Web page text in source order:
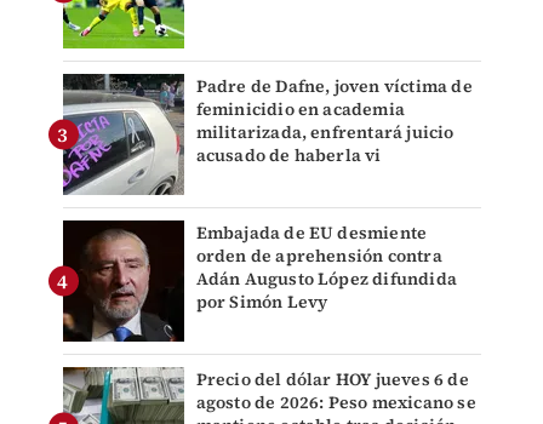
Padre de Dafne, joven víctima de
feminicidio en academia
militarizada, enfrentará juicio
acusado de haberla vi
Embajada de EU desmiente
orden de aprehensión contra
Adán Augusto López difundida
por Simón Levy
Precio del dólar HOY jueves 6 de
agosto de 2026: Peso mexicano se